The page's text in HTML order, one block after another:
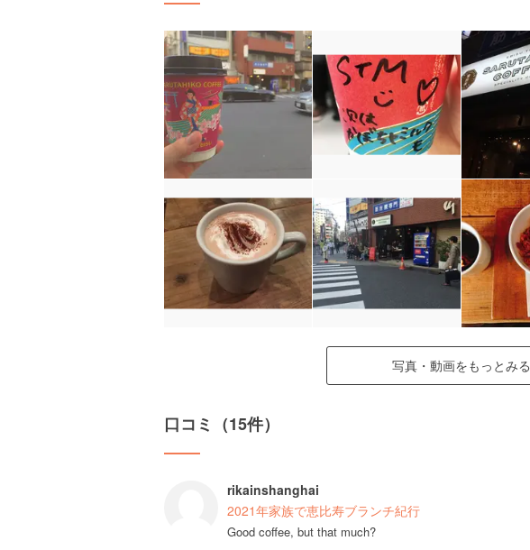
写真・動画をもっとみる
口コミ（15件）
rikainshanghai
2021年家族で恵比寿ブランチ紀行
Good coffee, but that much?